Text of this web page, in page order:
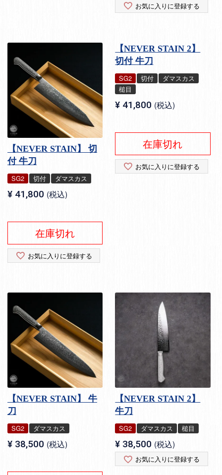
お気に入りに登録する
【NEVER STAIN】 切
付 牛刀
SG2 切付 ダマスカス
¥ 41,800 税込
在庫切れ
お気に入りに登録する
【NEVER STAIN 2】
切付 牛刀
SG2 切付
ダマスカス
槌目
¥ 41,800 税込
在庫切れ
お気に入りに登録する
【NEVER STAIN】 牛
刀
SG2 ダマスカス
¥ 38,500 税込
【NEVER STAIN 2】
牛刀
SG2 ダマスカス 槌目
¥ 38,500 税込
お気に入りに登録する